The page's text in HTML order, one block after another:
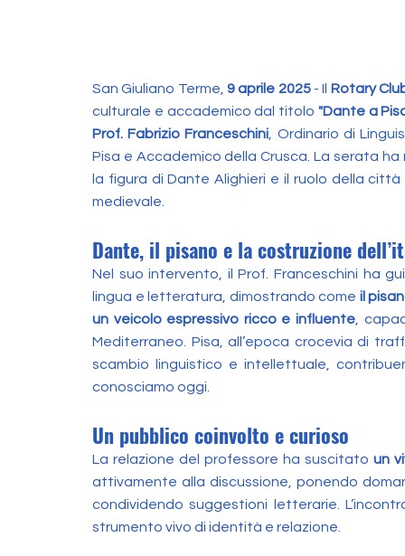
San Giuliano Terme, 9 aprile 2025 - Il Rotary
culturale e accademico dal titolo "Dante a
Prof. Fabrizio Franceschini , Ordinario di
Pisa e Accademico della Crusca. La serata
la figura di Dante Alighieri e il ruolo della
medievale.
Dante, il pisano e la costruzione
Nel suo intervento, il Prof. Franceschini ha
lingua e letteratura, dimostrando come il
un veicolo espressivo ricco e influente ,
Mediterraneo. Pisa, all’epoca crocevia di
scambio linguistico e intellettuale,
conosciamo oggi.
Un pubblico coinvolto e curioso
La relazione del professore ha suscitato un
attivamente alla discussione, ponendo
condividendo suggestioni letterarie.
strumento vivo di identità e relazione.